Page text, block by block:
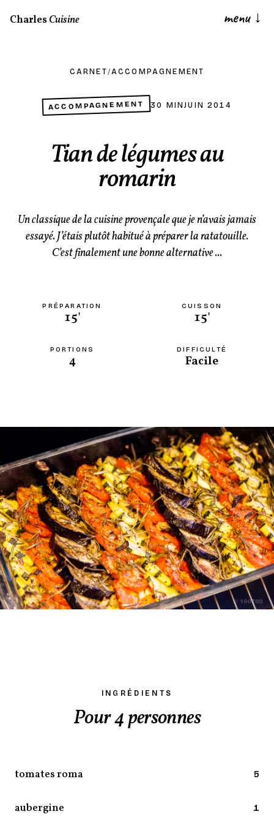
CharlesCuisine menu ↓
CARNET/ACCOMPAGNEMENT
ACCOMPAGNEMENT 30 MINJUIN 2014
Tian de légumes au
romarin
Un classique de la cuisine provençale que je n’avais jamais
essayé. J’étais plutôt habitué à préparer la ratatouille.
C’est finalement une bonne alternative ...
PRÉPARATION
15'
CUISSON
15'
PORTIONS
4
DIFFICULTÉ
Facile
INGRÉDIENTS
Pour 4 personnes
tomates roma 5
aubergine 1